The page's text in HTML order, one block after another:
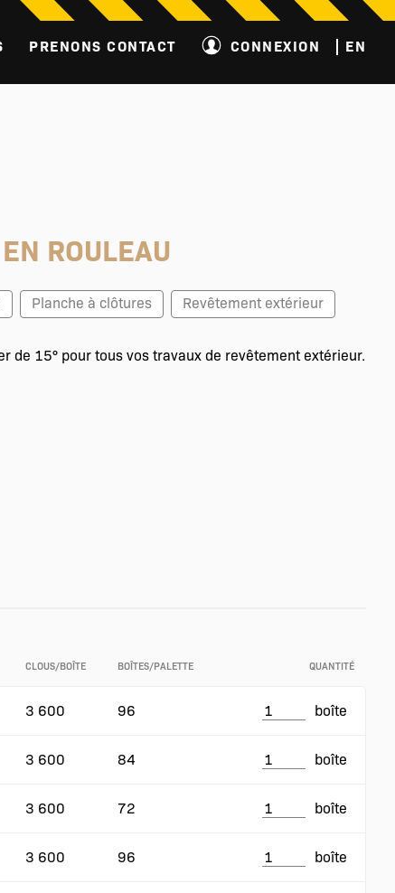
PRENONS CONTACT CONNEXION EN
ROULEAU
Planche à clôtures Revêtement extérieur
de 15° pour tous vos travaux de revêtement extérieur.
CLOUS/BOÎTE BOÎTES/PALETTE QUANTITÉ
3 600 96 boîte
3 600 84 boîte
3 600 72 boîte
3 600 96 boîte